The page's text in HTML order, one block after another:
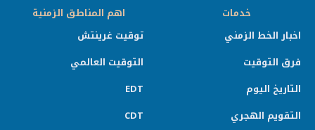
خدمات
اخبار الخط الزمني
فرق التوقيت
التاريخ اليوم
التقويم الهجري
اهم المناطق الزمنية
توقيت غرينتش
التوقيت العالمي
EDT
CDT